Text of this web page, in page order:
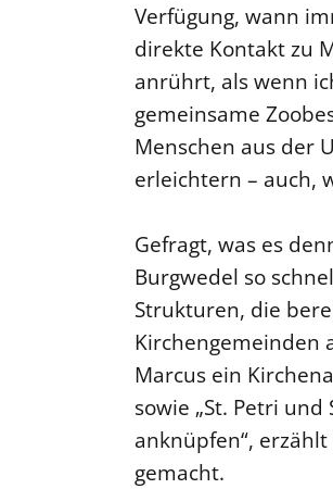
Verfügung, wann
direkte Kontakt zu
anrührt, als wenn
gemeinsame
Menschen aus der
erleichtern – auch,
Gefragt, was es
Burgwedel so
Strukturen, die
Kirchengemeinden
Marcus ein
sowie „St. Petri
anknüpfen“,
gemacht.